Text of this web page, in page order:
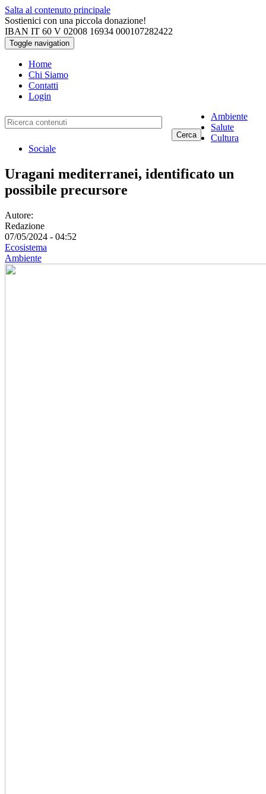
Salta al contenuto principale
Sostienici con una piccola donazione!
IBAN IT 60 V 02008 16934 000107282422
Toggle navigation
Home
Chi Siamo
Contatti
Login
Cerca
Ambiente
Salute
Cultura
Sociale
Uragani mediterranei, identificato un
possibile precursore
Autore:
Redazione
07/05/2024 - 04:52
Ecosistema
Ambiente